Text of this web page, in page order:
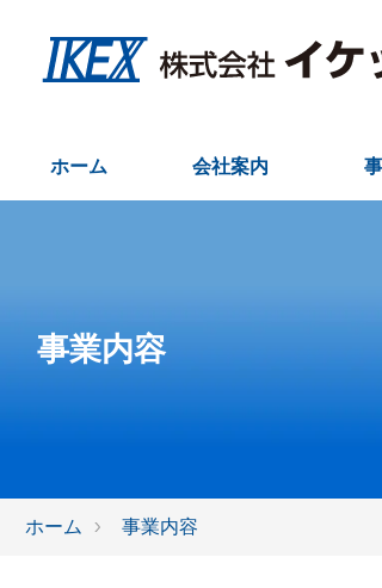
ホーム 会社案内
事業内容
ホーム 事業内容